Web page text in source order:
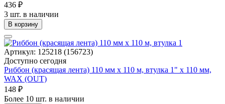
436 ₽
3 шт. в наличии
В корзину
Артикул: 125218 (156723)
Доступно сегодня
Риббон (красящая лента) 110 мм х 110 м, втулка 1" x 110 мм,
WAX (OUT)
148 ₽
Более 10 шт. в наличии